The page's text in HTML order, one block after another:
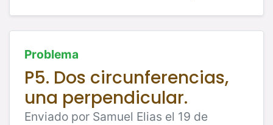
Problema
P5. Dos circunferencias,
una perpendicular.
Enviado por Samuel Elias el 19 de